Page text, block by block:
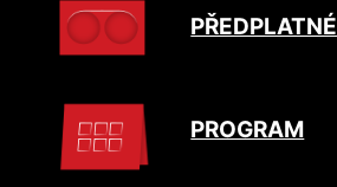
PŘEDPLATNÉ
PROGRAM